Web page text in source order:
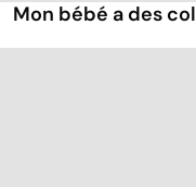
Mon bébé a des